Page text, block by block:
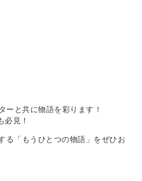
と共に物語を彩ります！
見！
る「もうひとつの物語」をぜひお